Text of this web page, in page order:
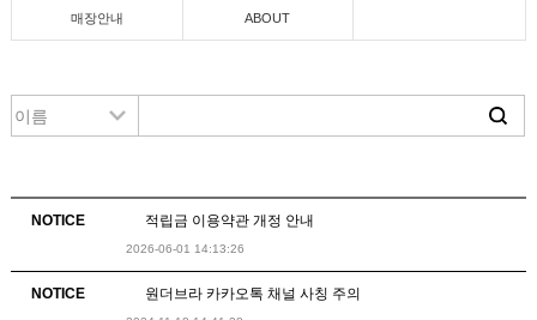
매장안내 ABOUT
NOTICE 적립금 이용약관 개정 안내
2026-06-01 14:13:26
NOTICE 원더브라 카카오톡 채널 사칭 주의